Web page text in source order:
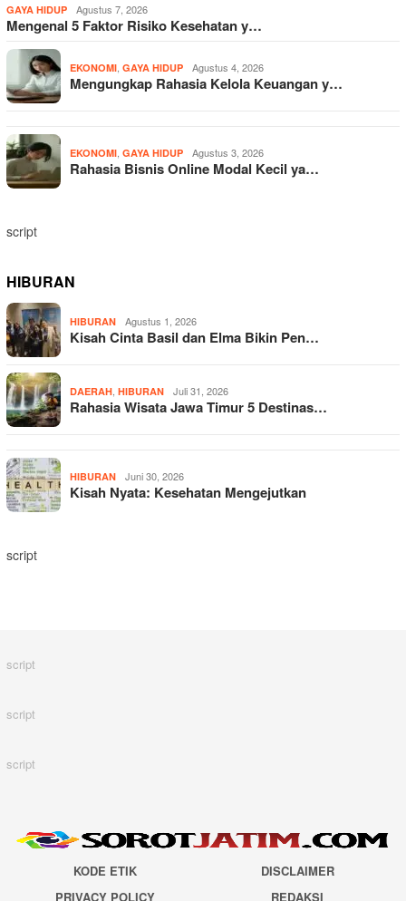
GAYA HIDUP Agustus 7, 2026
Mengenal 5 Faktor Risiko Kesehatan y…
EKONOMI GAYA HIDUP Agustus 4, 2026
Mengungkap Rahasia Kelola Keuangan y…
EKONOMI GAYA HIDUP Agustus 3, 2026
Rahasia Bisnis Online Modal Kecil ya…
script
HIBURAN
HIBURAN Agustus 1, 2026
Kisah Cinta Basil dan Elma Bikin Pen…
DAERAH HIBURAN Juli 31, 2026
Rahasia Wisata Jawa Timur 5 Destinas…
HIBURAN Juni 30, 2026
Kisah Nyata: Kesehatan Mengejutkan
script
script
script
script
KODE ETIK
DISCLAIMER
PRIVACY POLICY
REDAKSI